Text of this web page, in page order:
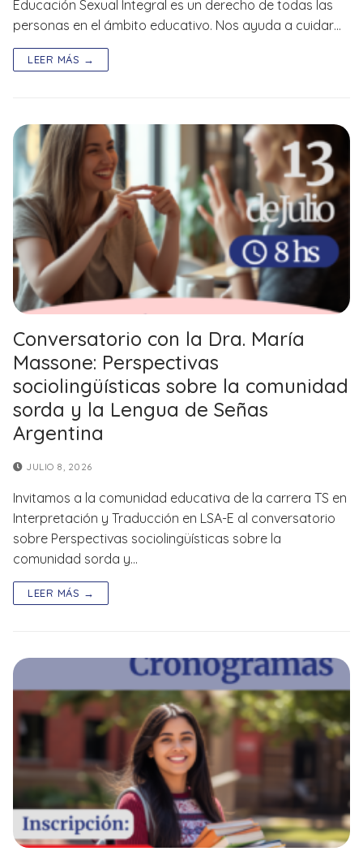
Educación Sexual Integral es un derecho de todas las
personas en el ámbito educativo. Nos ayuda a cuidar…
LEER MÁS →
Conversatorio con la Dra. María
Massone: Perspectivas
sociolingüísticas sobre la comunidad
sorda y la Lengua de Señas
Argentina
JULIO 8, 2026
Invitamos a la comunidad educativa de la carrera TS en
Interpretación y Traducción en LSA-E al conversatorio
sobre Perspectivas sociolingüísticas sobre la
comunidad sorda y…
LEER MÁS →